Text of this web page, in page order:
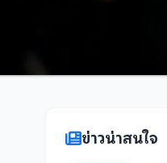
ข่าวน่าสนใจ